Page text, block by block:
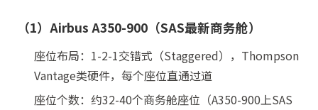
（1）Airbus A350-900（SAS最新商务舱）
座位布局：1-2-1交错式（Staggered），Thompson
Vantage类硬件，每个座位直通过道
座位个数：约32-40个商务舱座位（A350-900上SAS